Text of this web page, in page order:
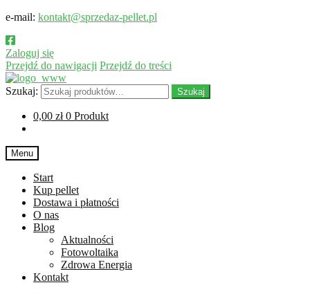
e-mail: kontakt@sprzedaz-pellet.pl
Zaloguj się
Przejdź do nawigacji Przejdź do treści
Szukaj: Szukaj
0,00 zł 0 Produkt
Menu
Start
Kup pellet
Dostawa i płatności
O nas
Blog
Aktualności
Fotowoltaika
Zdrowa Energia
Kontakt